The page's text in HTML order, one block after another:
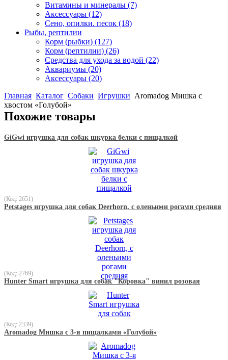
Витамины и минералы (7)
Аксессуары (12)
Сено, опилки. песок (18)
Рыбы, рептилии
Корм (рыбки) (127)
Корм (рептилии) (26)
Средства для ухода за водой (22)
Аквариумы (20)
Аксессуары (20)
Главная Каталог Собаки Игрушки Aromadog Мишка с
хвостом «Голубой»
Похожие товары
GiGwi игрушка для собак шкурка белки с пищалкой
(Код: 2651)
Petstages игрушка для собак Deerhorn, с оленьими рогами средняя
(Код: 2769)
Hunter Smart игрушка для собак "Коровка" винил розовая
(Код: 2339)
Aromadog Мишка с 3-я пищалками «Голубой»